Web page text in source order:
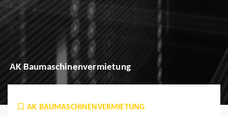
AK Baumaschinenvermietung
AK BAUMASCHINENVERMIETUNG